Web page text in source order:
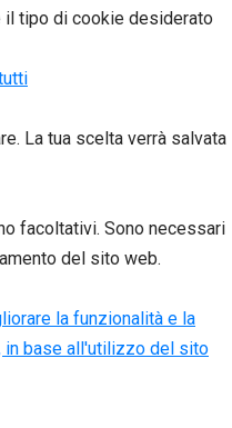
tipo di cookie desiderato
La tua scelta verrà salvata
facoltativi. Sono necessari
del sito web.
la funzionalità e la
in base all'utilizzo del sito